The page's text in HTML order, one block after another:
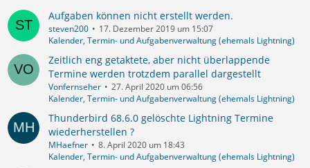
Aufgaben können nicht erstellt werden.
steven200
17. Dezember 2019 um 15:07
Kalender, Termin- und Aufgabenverwaltung (ehemals Lightning)
Zeitlich eng getaktete, aber nicht überlappende
Termine werden trotzdem parallel dargestellt
Vonfernseher
27. April 2020 um 06:56
Kalender, Termin- und Aufgabenverwaltung (ehemals Lightning)
Thunderbird 68.6.0 gelöschte Lightning Termine
wiederherstellen ?
MHaefner
8. April 2020 um 18:43
Kalender, Termin- und Aufgabenverwaltung (ehemals Lightning)